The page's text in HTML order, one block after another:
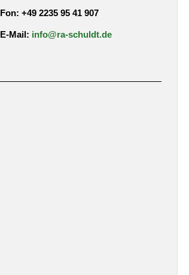
Fon: +49 2235 95 41 907
E-Mail: info@ra-schuldt.de